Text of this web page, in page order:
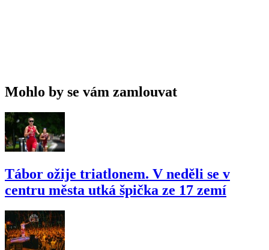
Mohlo by se vám zamlouvat
Tábor ožije triatlonem. V neděli se v
centru města utká špička ze 17 zemí